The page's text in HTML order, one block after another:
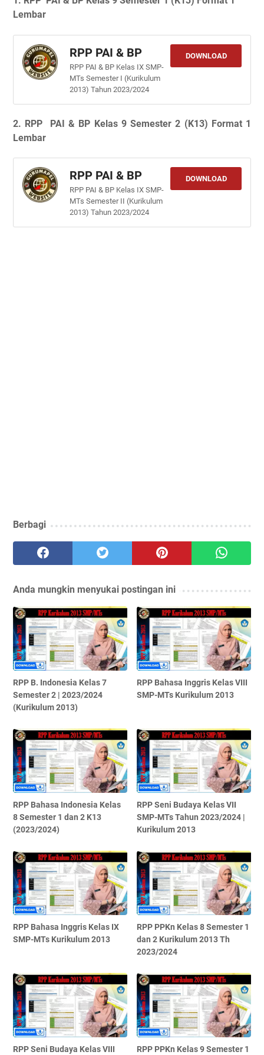
Lembar
RPP PAI & BP
RPP PAI & BP Kelas IX SMP-
MTs Semester I (Kurikulum
2013) Tahun 2023/2024
DOWNLOAD
2. RPP PAI & BP Kelas 9 Semester 2 (K13) Format 1
Lembar
RPP PAI & BP
RPP PAI & BP Kelas IX SMP-
MTs Semester II (Kurikulum
2013) Tahun 2023/2024
DOWNLOAD
Berbagi
Anda mungkin menyukai postingan ini
RPP B. Indonesia Kelas 7
Semester 2 | 2023/2024
(Kurikulum 2013)
RPP Bahasa Inggris Kelas VIII
SMP-MTs Kurikulum 2013
RPP Bahasa Indonesia Kelas
8 Semester 1 dan 2 K13
(2023/2024)
RPP Seni Budaya Kelas VII
SMP-MTs Tahun 2023/2024 |
Kurikulum 2013
RPP Bahasa Inggris Kelas IX
SMP-MTs Kurikulum 2013
RPP PPKn Kelas 8 Semester 1
dan 2 Kurikulum 2013 Th
2023/2024
RPP Seni Budaya Kelas VIII
RPP PPKn Kelas 9 Semester 1